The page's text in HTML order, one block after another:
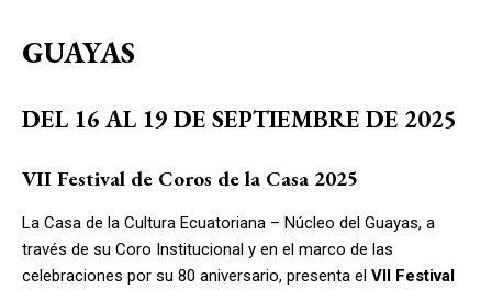
GUAYAS
DEL 16 AL 19 DE SEPTIEMBRE DE 2025
VII Festival de Coros de la Casa 2025
La Casa de la Cultura Ecuatoriana – Núcleo del Guayas, a
través de su Coro Institucional y en el marco de las
celebraciones por su 80 aniversario, presenta el VII Festival